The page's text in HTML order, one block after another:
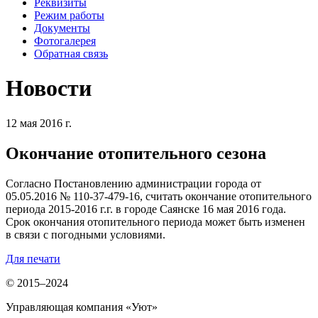
Реквизиты
Режим работы
Документы
Фотогалерея
Обратная связь
Новости
12 мая 2016 г.
Окончание отопительного сезона
Согласно Постановлению администрации города от
05.05.2016 № 110-37-479-16, считать окончание отопительного
периода 2015-2016 г.г. в городе Саянске 16 мая 2016 года.
Срок окончания отопительного периода может быть изменен
в связи с погодными условиями.
Для печати
© 2015–2024
Управляющая компания «Уют»